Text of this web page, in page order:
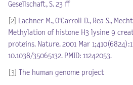
Gesellschaft, S. 23 ff
[2]
Lachner M., O'Carroll D., Rea S.,
Methylation of histone H3 lysine 9
proteins. Nature. 2001 Mar
10.1038/35065132. PMID: 11242053.
[3] The human genome project